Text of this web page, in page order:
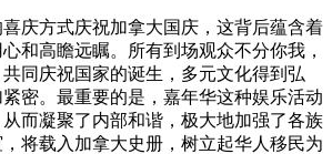
方式庆祝加拿大国庆，这背后蕴含着
和高瞻远瞩。所有到场观众不分你我，
同庆祝国家的诞生，多元文化得到弘
密。最重要的是，嘉年华这种娱乐活动
而凝聚了内部和谐，极大地加强了各族
将载入加拿大史册，树立起华人移民为